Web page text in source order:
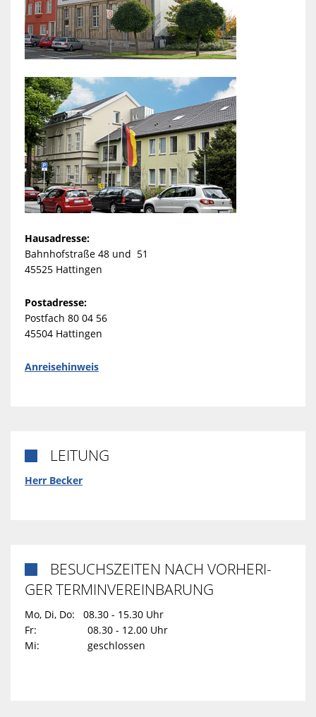
Hausadresse:
Bahnhofstraße 48 und 51
45525 Hattingen
Postadresse:
Postfach 80 04 56
45504 Hattingen
Anreisehinweis
LEITUNG
Herr Becker
BESUCHSZEITEN NACH VORHERI-
GER TERMINVEREINBARUNG
Mo, Di, Do: 08.30 - 15.30 Uhr
Fr: 08.30 - 12.00 Uhr
Mi: geschlossen